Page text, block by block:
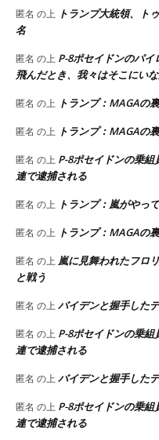
匿名 の上 トランプ大統領、ト
名
匿名 の上 P-8ポセイドンのパ
飛んだとき、我々はそこにい
匿名 の上 トランプ：MAGAの
匿名 の上 トランプ：MAGAの
匿名 の上 P-8ポセイドンの乗
連で逮捕される
匿名 の上 トランプ：嵐がやっ
匿名 の上 トランプ：MAGAの
匿名 の上 嵐に見舞われたフロ
と戦う
匿名 の上 バイデンと握手した
匿名 の上 P-8ポセイドンの乗
連で逮捕される
匿名 の上 バイデンと握手した
匿名 の上 P-8ポセイドンの乗
連で逮捕される